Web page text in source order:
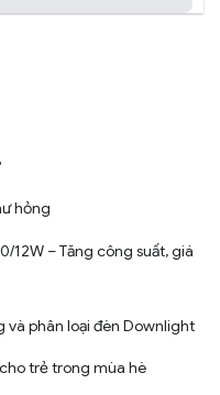
hỏng
12W – Tăng công suất, giá
và phân loại đèn Downlight
trẻ trong mùa hè